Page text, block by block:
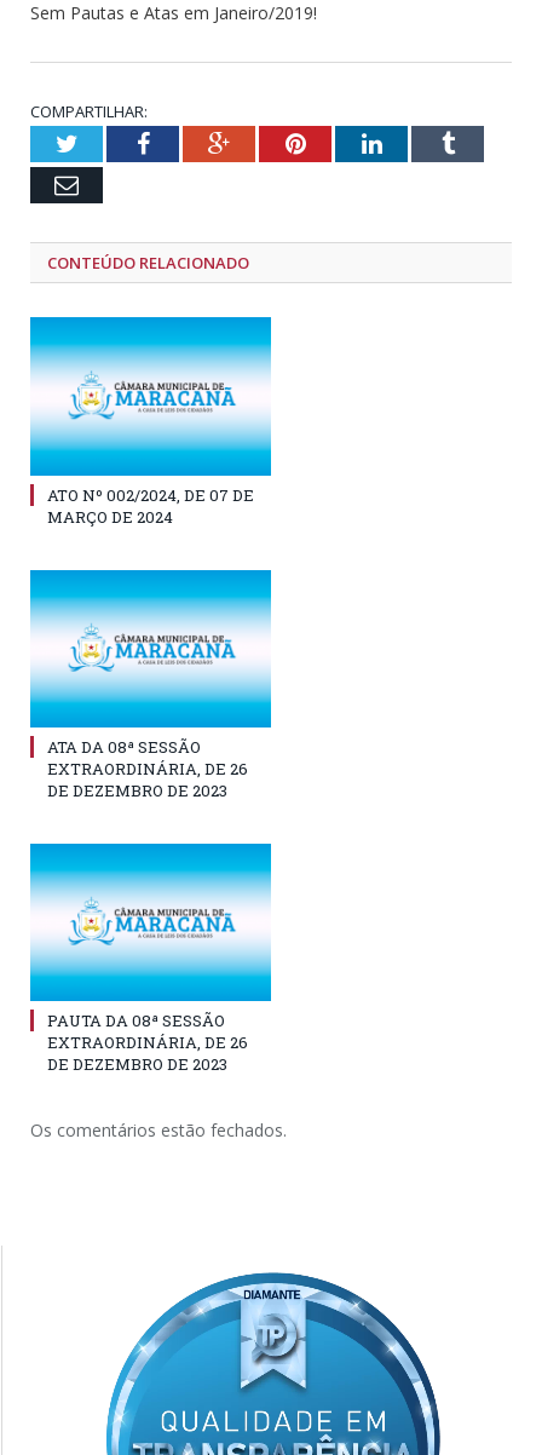
Sem Pautas e Atas em Janeiro/2019!
COMPARTILHAR:
TwitterFacebookGoogle+PinterestLinkedInTumblr
Email
CONTEÚDO RELACIONADO
ATO Nº 002/2024, DE 07 DE
MARÇO DE 2024
ATA DA 08ª SESSÃO
EXTRAORDINÁRIA, DE 26
DE DEZEMBRO DE 2023
PAUTA DA 08ª SESSÃO
EXTRAORDINÁRIA, DE 26
DE DEZEMBRO DE 2023
Os comentários estão fechados.